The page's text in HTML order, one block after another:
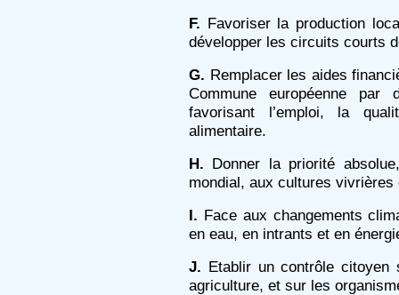
F. Favoriser la production
développer les circuits courts
G. Remplacer les aides
Commune européenne
favorisant l’emploi, la
alimentaire.
H. Donner la priorité
mondial, aux cultures
I. Face aux changements
en eau, en intrants et en
J. Etablir un contrôle citoyen
agriculture, et sur les